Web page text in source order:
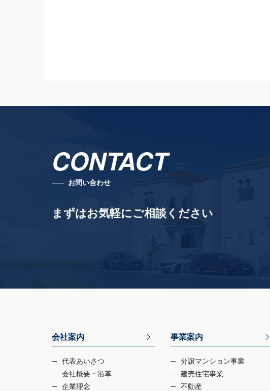
CONTACT
お問い合わせ
まずはお気軽にご相談ください
会社案内
代表あいさつ
会社概要・沿革
企業理念
事業案内
分譲マンション事業
建売住宅事業
不動産